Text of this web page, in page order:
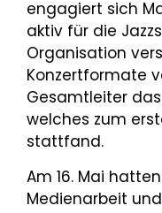
engagiert sich
aktiv für die
Organisation
Konzertformate
Gesamtleiter
welches zum
stattfand.
Am 16. Mai
Medienarbeit